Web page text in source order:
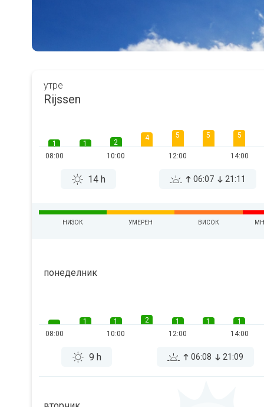
утре
Rijssen
1
08:00
1
2
10:00
4 5
12:00
5 5
14:00
14 h 06:07 21:11
НИЗОК УМЕРЕН ВИСОК
понеделник
08:00
1
1
10:00
2
1
12:00
1
1
14:00
9 h 06:08 21:09